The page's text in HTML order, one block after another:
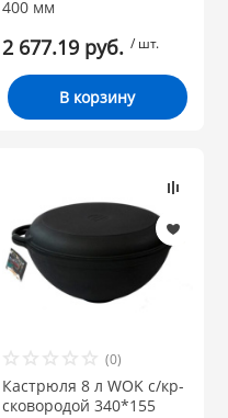
400 мм
2 677.19 руб. / шт.
В корзину
(0)
Кастрюля 8 л WOK c/кр-
сковородой 340*155